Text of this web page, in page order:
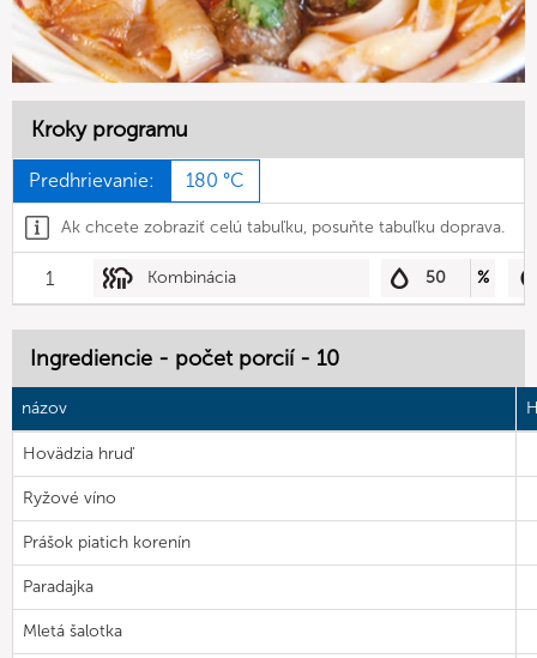
Kroky programu
Predhrievanie: 180 °C
Ak chcete zobraziť celú tabuľku, posuňte tabuľku doprava.
1 Kombinácia 50 %
Ingrediencie - počet porcií - 10
názov
Hovädzia hruď
Ryžové víno
Prášok piatich korenín
Paradajka
Mletá šalotka